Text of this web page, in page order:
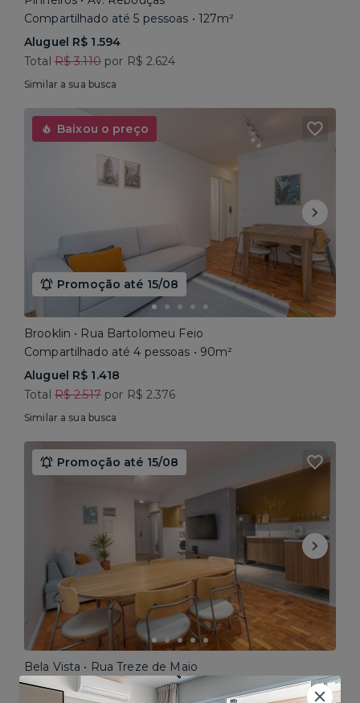
Compartilhado até 5 pessoas • 127m²
Aluguel R$ 1.594
Total R$ 3.110por R$ 2.624
Similar a sua busca
Baixou o preço
Promoção até 15/08
Brooklin • Rua Bartolomeu Feio
Compartilhado até 4 pessoas • 90m²
Aluguel R$ 1.418
Total R$ 2.517por R$ 2.376
Similar a sua busca
Promoção até 15/08
Bela Vista • Rua Treze de Maio
Compartilhado até 5 pessoas • 160m²